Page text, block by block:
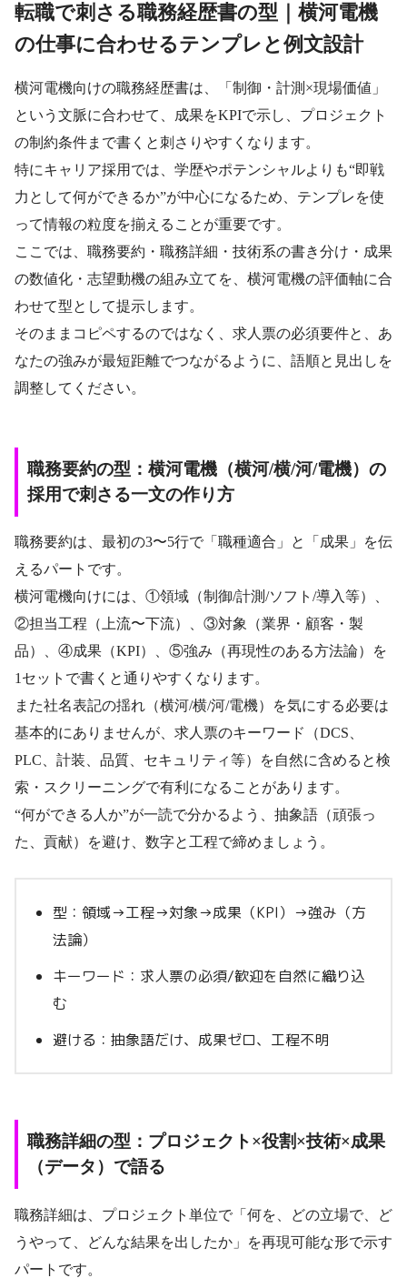
転職で刺さる職務経歴書の型｜横河電機
の仕事に合わせるテンプレと例文設計
横河電機向けの職務経歴書は、「制御・計測×現場価値」
という文脈に合わせて、成果をKPIで示し、プロジェクト
の制約条件まで書くと刺さりやすくなります。
特にキャリア採用では、学歴やポテンシャルよりも“即戦
力として何ができるか”が中心になるため、テンプレを使
って情報の粒度を揃えることが重要です。
ここでは、職務要約・職務詳細・技術系の書き分け・成果
の数値化・志望動機の組み立てを、横河電機の評価軸に合
わせて型として提示します。
そのままコピペするのではなく、求人票の必須要件と、あ
なたの強みが最短距離でつながるように、語順と見出しを
調整してください。
職務要約の型：横河電機（横河/横/河/電機）の
採用で刺さる一文の作り方
職務要約は、最初の3〜5行で「職種適合」と「成果」を伝
えるパートです。
横河電機向けには、①領域（制御/計測/ソフト/導入等）、
②担当工程（上流〜下流）、③対象（業界・顧客・製
品）、④成果（KPI）、⑤強み（再現性のある方法論）を
1セットで書くと通りやすくなります。
また社名表記の揺れ（横河/横/河/電機）を気にする必要は
基本的にありませんが、求人票のキーワード（DCS、
PLC、計装、品質、セキュリティ等）を自然に含めると検
索・スクリーニングで有利になることがあります。
“何ができる人か”が一読で分かるよう、抽象語（頑張っ
た、貢献）を避け、数字と工程で締めましょう。
型：領域→工程→対象→成果（KPI）→強み（方
法論）
キーワード：求人票の必須/歓迎を自然に織り込
む
避ける：抽象語だけ、成果ゼロ、工程不明
職務詳細の型：プロジェクト×役割×技術×成果
（データ）で語る
職務詳細は、プロジェクト単位で「何を、どの立場で、ど
うやって、どんな結果を出したか」を再現可能な形で示す
パートです。